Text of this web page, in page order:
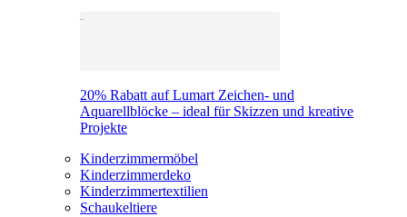
20% Rabatt auf Lumart Zeichen- und
Aquarellblöcke – ideal für Skizzen und kreative
Projekte
Kinderzimmermöbel
Kinderzimmerdeko
Kinderzimmertextilien
Schaukeltiere